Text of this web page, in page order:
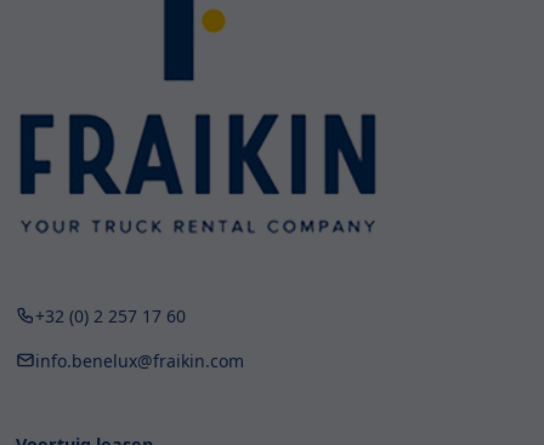
+32 (0) 2 257 17 60
info.benelux@fraikin.com